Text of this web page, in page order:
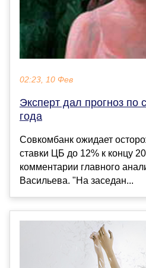
02:23, 10 Фев
Эксперт дал прогноз по
года
Совкомбанк ожидает
ставки ЦБ до 12% к концу
комментарии главного
Васильева. "На заседан...